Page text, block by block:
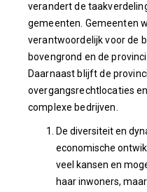
verandert de
gemeenten. Gemeenten
verantwoordelijk voor de
bovengrond en de
Daarnaast blijft de
overgangsrechtlocaties
complexe bedrijven.
De diversiteit en
economische
veel kansen en
haar inwoners,